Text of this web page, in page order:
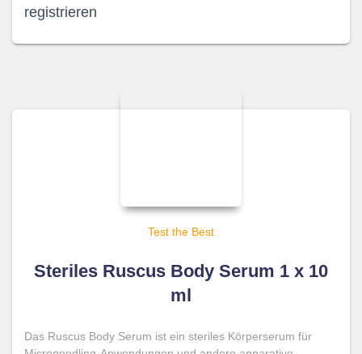
registrieren
Test the Best
Steriles Ruscus Body Serum 1 x 10
ml
Das Ruscus Body Serum ist ein steriles Körperserum für